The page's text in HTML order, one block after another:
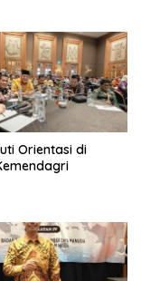
Orientasi di